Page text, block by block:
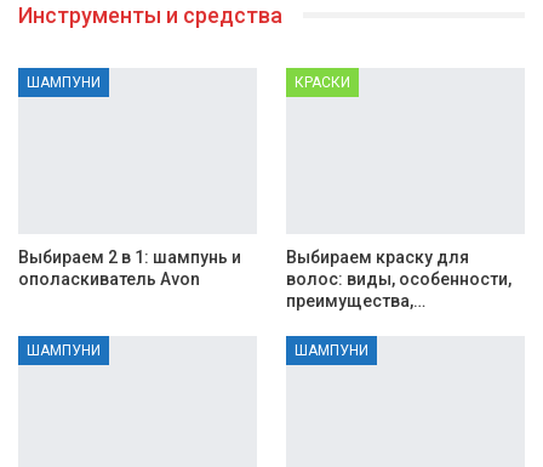
Инструменты и средства
ШАМПУНИ
Выбираем 2 в 1: шампунь и
ополаскиватель Avon
КРАСКИ
Выбираем краску для
волос: виды, особенности,
преимущества,…
ШАМПУНИ ШАМПУНИ